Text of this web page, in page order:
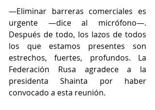
—Eliminar barreras comerciales es
urgente —dice al micrófono—.
Después de todo, los lazos de todos
los que estamos presentes son
estrechos, fuertes, profundos. La
Federación Rusa agradece a la
presidenta Shainta por haber
convocado a esta reunión.